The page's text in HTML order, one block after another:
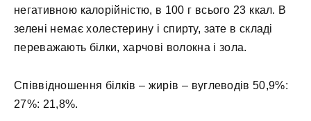
негативною калорійністю, в 100 г всього 23 ккал. В
зелені немає холестерину і спирту, зате в складі
переважають білки, харчові волокна і зола.
Співвідношення білків – жирів – вуглеводів 50,9%:
27%: 21,8%.